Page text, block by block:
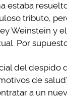
estaba
tributo,
Weinstein y
Por
del despido
de
a un